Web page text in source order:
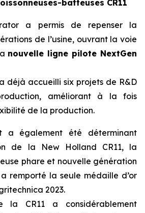
batteuses CR11
a permis de repenser la
de l’usine, ouvrant la voie
nouvelle ligne pilote NextGen
déjà accueilli six projets de R&D
améliorant à la fois
de la production.
a également été déterminant
de la New Holland CR11, la
phare et nouvelle génération
remporté la seule médaille d’or
2023.
la CR11 a considérablement